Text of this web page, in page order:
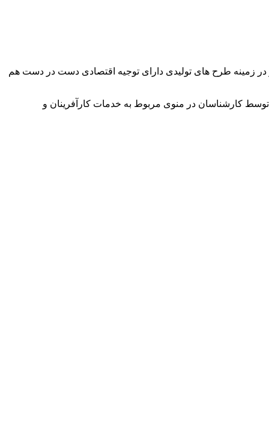
در زمینه طرح های تولیدی دارای توجیه اقتصادی دست در دست هم
کارشناسان در منوی مربوط به خدمات کارآفرینان و